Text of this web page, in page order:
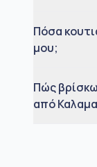
Πόσα
μου;
Πώς
από